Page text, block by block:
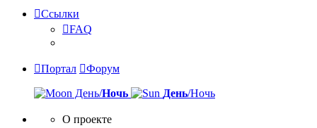
Ссылки
FAQ
Портал Форум
День/Ночь День/Ночь
О проекте